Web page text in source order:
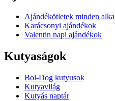
Ajándékötletek minden
Karácsonyi ajándékok
Valentin napi ajándékok
Kutyaságok
Bol-Dog kutyusok
Kutyavilág
Kutyás naptár